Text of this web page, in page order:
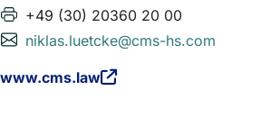
+49 (30) 20360 20 00
niklas.luetcke@cms-hs.com
www.cms.law